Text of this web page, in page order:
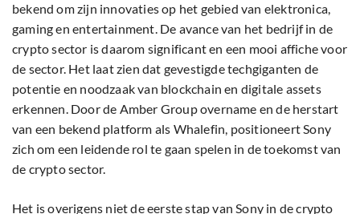
bekend om zijn innovaties op het gebied van elektronica,
gaming en entertainment. De avance van het bedrijf in de
crypto sector is daarom significant en een mooi affiche voor
de sector. Het laat zien dat gevestigde techgiganten de
potentie en noodzaak van blockchain en digitale assets
erkennen. Door de Amber Group overname en de herstart
van een bekend platform als Whalefin, positioneert Sony
zich om een leidende rol te gaan spelen in de toekomst van
de crypto sector.
Het is overigens niet de eerste stap van Sony in de crypto